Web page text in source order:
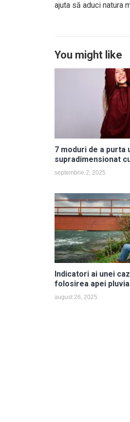
ajuta să aduci natura
You might like
7 moduri de a purta
supradimensionat
septembrie 2, 2025
Indicatori ai unei
folosirea apei
august 26, 2025